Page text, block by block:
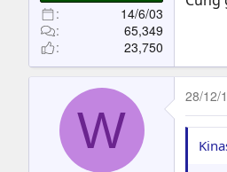
14/6/03
65,349
23,750
W
28/12/